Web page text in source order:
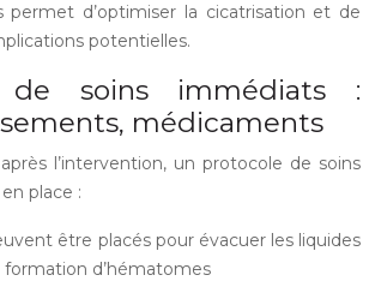
permet d’optimiser la cicatrisation et de
potentielles.
de soins immédiats :
médicaments
l’intervention, un protocole de soins
place :
être placés pour évacuer les liquides
formation d’hématomes